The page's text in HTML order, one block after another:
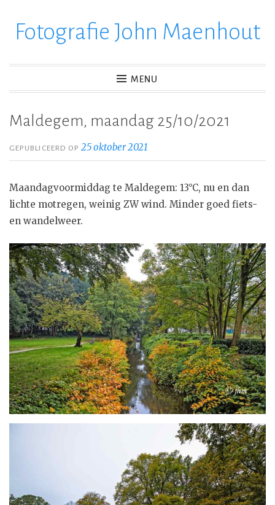
verderFotografie John Maenhout
MENU
Maldegem, maandag 25/10/2021
GEPUBLICEERD OP25 oktober 2021
Maandagvoormiddag te Maldegem: 13°C, nu en dan
lichte motregen, weinig ZW wind. Minder goed fiets-
en wandelweer.